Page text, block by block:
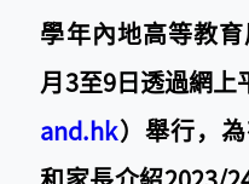
學年內地高等教
月3至9日透過網上
and.hk）舉行，
和家長介紹2023/